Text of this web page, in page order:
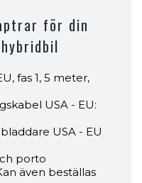
för din
fas 1, 5 meter,
USA - EU:
USA - EU
porto
även beställas